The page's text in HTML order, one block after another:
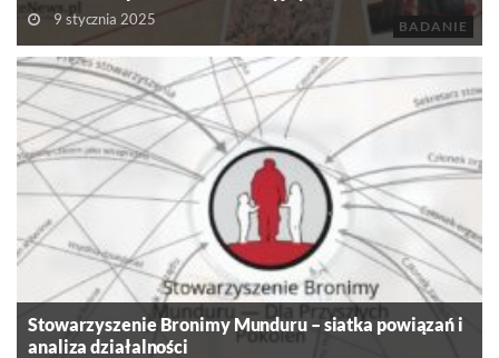
BADANIE
9 stycznia 2025
Stowarzyszenie Bronimy Munduru – siatka powiązań i
analiza działalności